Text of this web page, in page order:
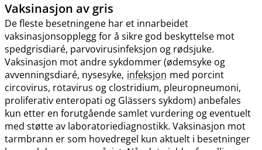
Vaksinasjon av gris
De fleste besetningene har et innarbeidet
vaksinasjonsopplegg for å sikre god beskyttelse mot
spedgrisdiaré, parvovirusinfeksjon og rødsjuke.
Vaksinasjon mot andre sykdommer (ødemsyke og
avvenningsdiaré, nysesyke, infeksjon med porcint
circovirus, rotavirus og clostridium, pleuropneumoni,
proliferativ enteropati og Glässers sykdom) anbefales
kun etter en forutgående samlet vurdering og eventuelt
med støtte av laboratoriediagnostikk. Vaksinasjon mot
tarmbrann er som hovedregel kun aktuelt i besetninger